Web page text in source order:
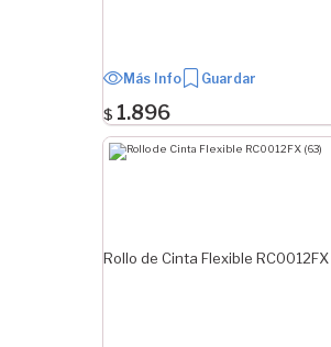
Más Info Guardar
$ 1.896
Rollo de Cinta Flexible